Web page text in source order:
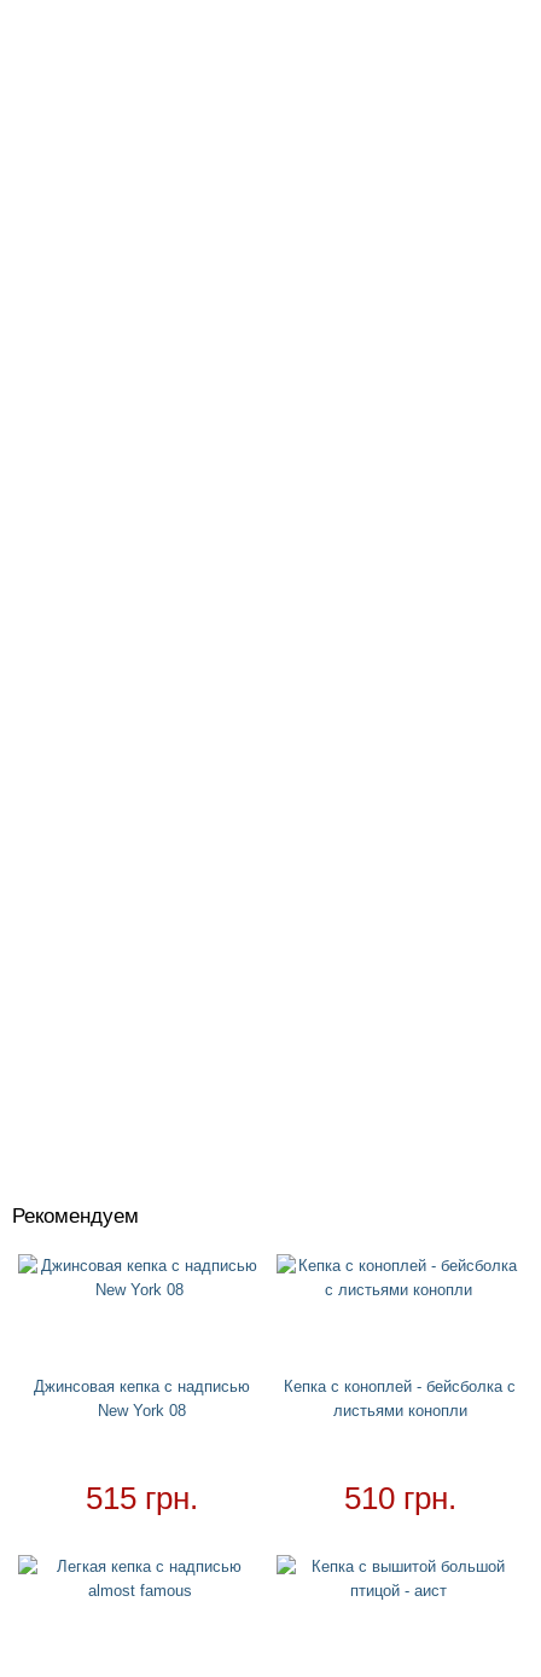
Костюмы
Кепки
Докеры
Кепка козырек
+
Матрасы
+
Рекомендуем
Джинсовая кепка с надписью
New York 08
515 грн.
Кепка с коноплей - бейсболка с
листьями конопли
510 грн.